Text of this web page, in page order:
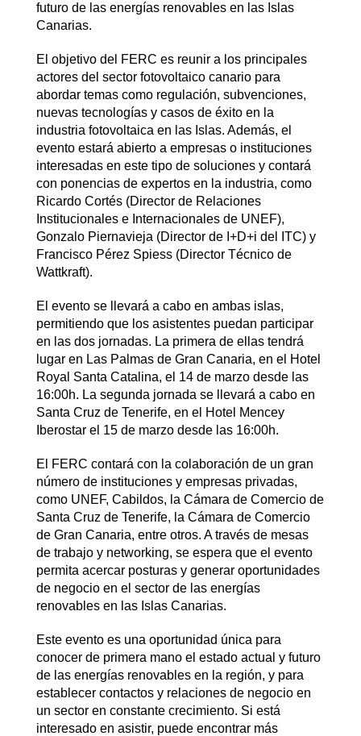
futuro de las energías renovables en las Islas
Canarias.
El objetivo del FERC es reunir a los principales
actores del sector fotovoltaico canario para
abordar temas como regulación, subvenciones,
nuevas tecnologías y casos de éxito en la
industria fotovoltaica en las Islas. Además, el
evento estará abierto a empresas o instituciones
interesadas en este tipo de soluciones y contará
con ponencias de expertos en la industria, como
Ricardo Cortés (Director de Relaciones
Institucionales e Internacionales de UNEF),
Gonzalo Piernavieja (Director de I+D+i del ITC) y
Francisco Pérez Spiess (Director Técnico de
Wattkraft).
El evento se llevará a cabo en ambas islas,
permitiendo que los asistentes puedan participar
en las dos jornadas. La primera de ellas tendrá
lugar en Las Palmas de Gran Canaria, en el Hotel
Royal Santa Catalina, el 14 de marzo desde las
16:00h. La segunda jornada se llevará a cabo en
Santa Cruz de Tenerife, en el Hotel Mencey
Iberostar el 15 de marzo desde las 16:00h.
El FERC contará con la colaboración de un gran
número de instituciones y empresas privadas,
como UNEF, Cabildos, la Cámara de Comercio de
Santa Cruz de Tenerife, la Cámara de Comercio
de Gran Canaria, entre otros. A través de mesas
de trabajo y networking, se espera que el evento
permita acercar posturas y generar oportunidades
de negocio en el sector de las energías
renovables en las Islas Canarias.
Este evento es una oportunidad única para
conocer de primera mano el estado actual y futuro
de las energías renovables en la región, y para
establecer contactos y relaciones de negocio en
un sector en constante crecimiento. Si está
interesado en asistir, puede encontrar más